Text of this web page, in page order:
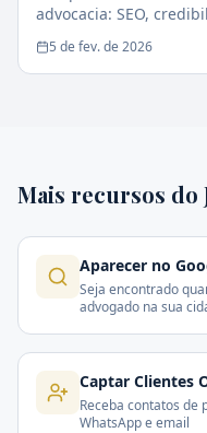
advocacia: SEO,
impacto na conversão
5 de fev. de 2026
Mais recursos do
Aparecer no
Seja encontrado
advogado na sua
Captar Clientes
Receba contatos de
WhatsApp e email